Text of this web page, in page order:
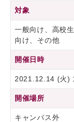
対象
一般向け、高校
向け、その他
開催日時
2021.12.14 (火)
開催場所
キャンパス外